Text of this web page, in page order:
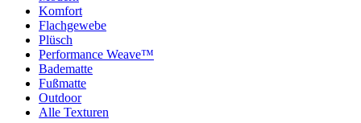
Komfort
Flachgewebe
Plüsch
Performance Weave™
Badematte
Fußmatte
Outdoor
Alle Texturen